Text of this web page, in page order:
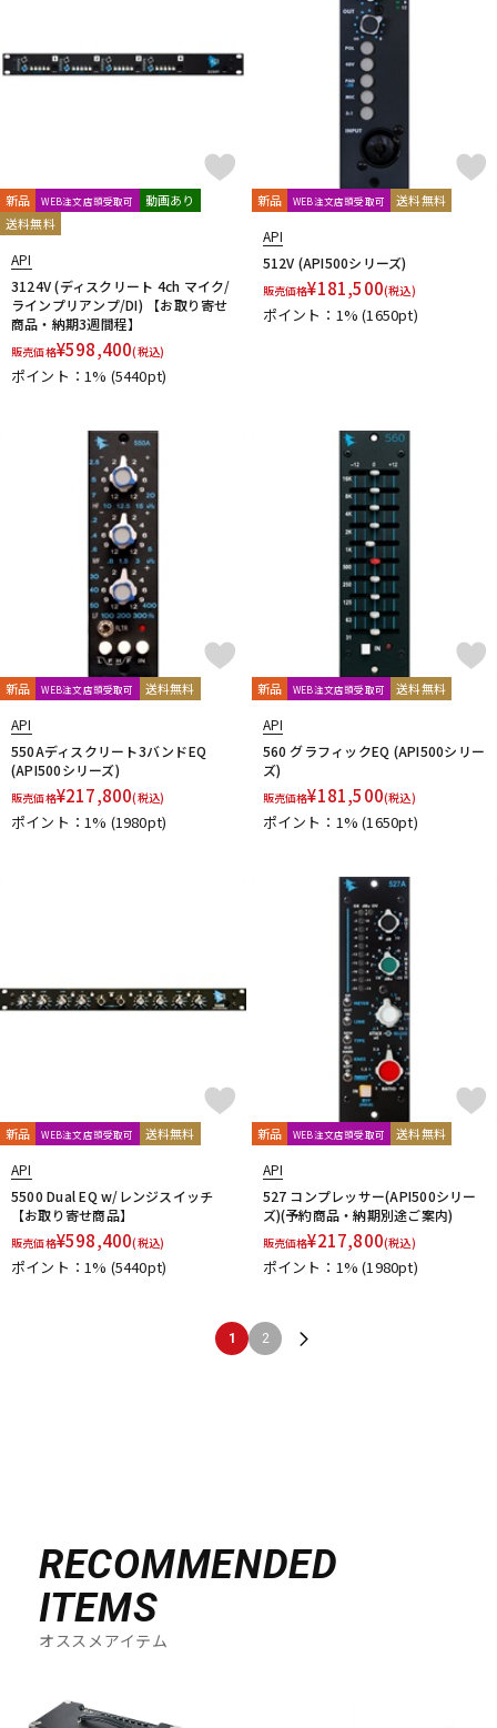
新品 WEB注文店頭受取可
動画あり
送料無料
API
3124V (ディスクリート 4ch マイク/
ラインプリアンプ/DI) 【お取り寄せ
商品・納期3週間程】
販売価格¥598,400(税込)
ポイント：1% (5440pt)
新品 WEB注文店頭受取可 送料無料
API
512V (API500シリーズ)
販売価格¥181,500(税込)
ポイント：1%(1650pt)
新品 WEB注文店頭受取可 送料無料
API
550Aディスクリート3バンドEQ
(API500シリーズ)
販売価格¥217,800(税込)
ポイント：1% (1980pt)
新品 WEB注文店頭受取可 送料無料
API
560 グラフィックEQ (API500シリー
ズ)
販売価格¥181,500(税込)
ポイント：1%(1650pt)
新品 WEB注文店頭受取可 送料無料
API
5500 Dual EQ w/レンジスイッチ
【お取り寄せ商品】
販売価格¥598,400(税込)
ポイント：1% (5440pt)
新品 WEB注文店頭受取可 送料無料
API
527 コンプレッサー(API500シリー
ズ)(予約商品・納期別途ご案内)
販売価格¥217,800(税込)
ポイント：1%(1980pt)
1 2
RECOMMENDED
ITEMS
オススメアイテム